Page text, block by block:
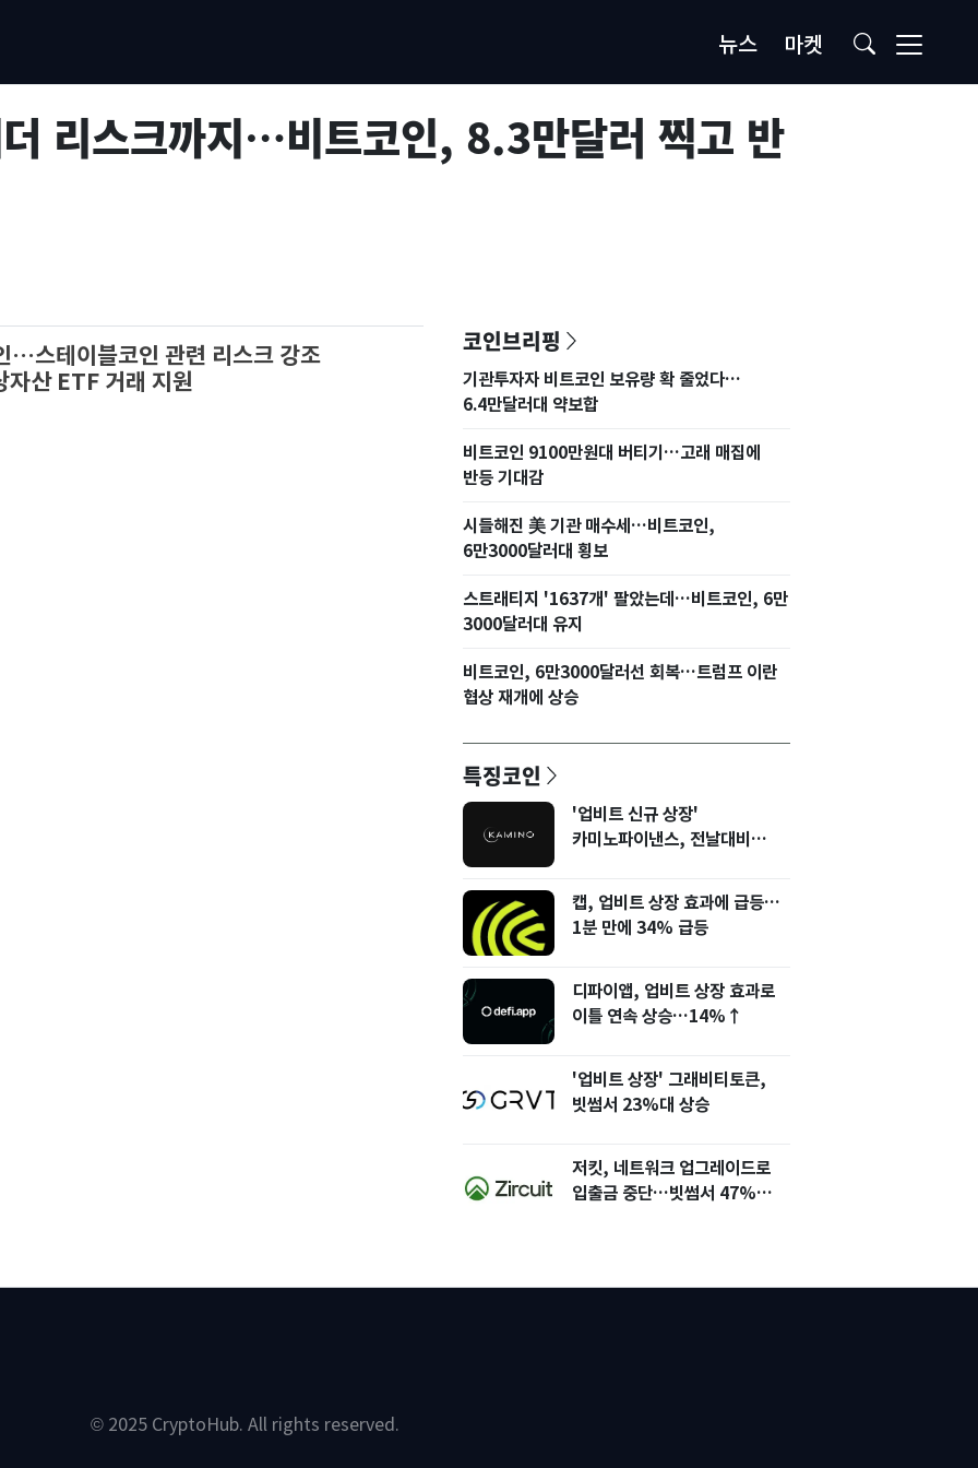
뉴스 마켓
리스크까지…비트코인, 8.3만달러 찍고 반
…스테이블코인 관련 리스크 강조
자산 ETF 거래 지원
코인브리핑
기관투자자 비트코인 보유량 확 줄었다…
6.4만달러대 약보합
비트코인 9100만원대 버티기…고래 매집에
반등 기대감
시들해진 美 기관 매수세…비트코인,
6만3000달러대 횡보
스트래티지 '1637개' 팔았는데…비트코인, 6만
3000달러대 유지
비트코인, 6만3000달러선 회복…트럼프 이란
협상 재개에 상승
특징코인
'업비트 신규 상장'
카미노파이낸스, 전날대비
캡, 업비트 상장 효과에 급등…
1분 만에 34% 급등
디파이앱, 업비트 상장 효과로
이틀 연속 상승…14%↑
'업비트 상장' 그래비티토큰,
빗썸서 23%대 상승
저킷, 네트워크 업그레이드로
입출금 중단…빗썸서 47%
© 2025 CryptoHub. All rights reserved.